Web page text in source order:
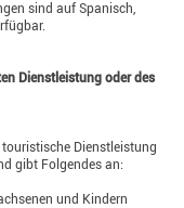
sind auf Spanisch,
Dienstleistung oder des
Dienstleistung
gibt Folgendes an:
und Kindern